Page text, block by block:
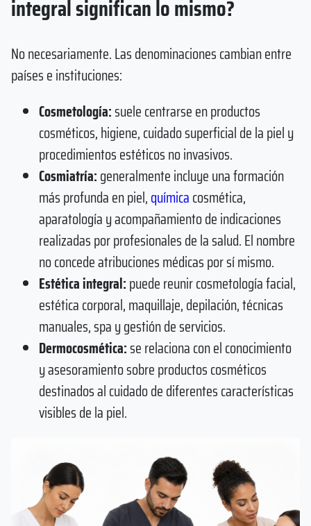
integral significan lo mismo?
No necesariamente. Las denominaciones cambian entre
países e instituciones:
Cosmetología:suele centrarse en productos
cosméticos, higiene, cuidado superficial de la piel y
procedimientos estéticos no invasivos.
Cosmiatría:generalmente incluye una formación
más profunda en piel,químicacosmética,
aparatología y acompañamiento de indicaciones
realizadas por profesionales de la salud. El nombre
no concede atribuciones médicas por sí mismo.
Estética integral:puede reunir cosmetología facial,
estética corporal, maquillaje, depilación, técnicas
manuales, spa y gestión de servicios.
Dermocosmética:se relaciona con el conocimiento
y asesoramiento sobre productos cosméticos
destinados al cuidado de diferentes características
visibles de la piel.